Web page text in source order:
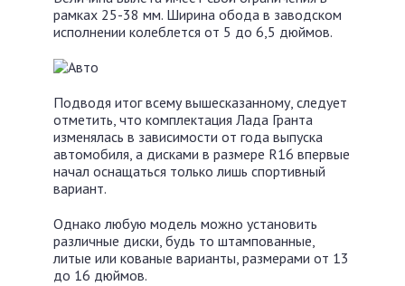
рамках 25-38 мм. Ширина обода в заводском
исполнении колеблется от 5 до 6,5 дюймов.
Подводя итог всему вышесказанному, следует
отметить, что комплектация Лада Гранта
изменялась в зависимости от года выпуска
автомобиля, а дисками в размере R16 впервые
начал оснащаться только лишь спортивный
вариант.
Однако любую модель можно установить
различные диски, будь то штампованные,
литые или кованые варианты, размерами от 13
до 16 дюймов.